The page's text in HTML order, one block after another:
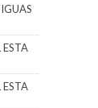
ESTA
ESTA